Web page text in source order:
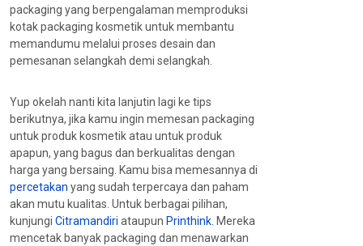
packaging yang berpengalaman memproduksi
kotak packaging kosmetik untuk membantu
memandumu melalui proses desain dan
pemesanan selangkah demi selangkah.
Yup okelah nanti kita lanjutin lagi ke tips
berikutnya, jika kamu ingin memesan packaging
untuk produk kosmetik atau untuk produk
apapun, yang bagus dan berkualitas dengan
harga yang bersaing. Kamu bisa memesannya di
percetakan yang sudah terpercaya dan paham
akan mutu kualitas. Untuk berbagai pilihan,
kunjungi Citramandiri ataupun Printhink. Mereka
mencetak banyak packaging dan menawarkan